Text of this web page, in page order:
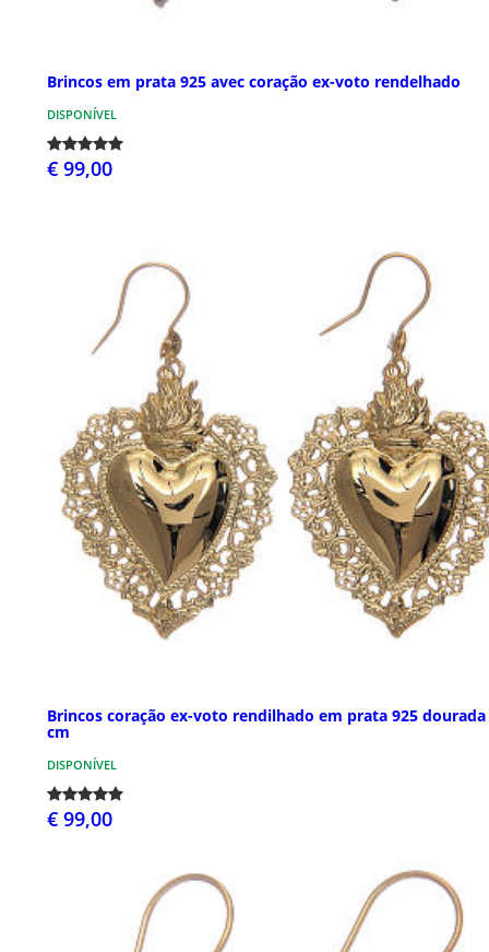
Brincos em prata 925 avec coração ex-voto rendelhado
DISPONÍVEL
€ 99,00
Brincos coração ex-voto rendilhado em prata 925 dourada
cm
DISPONÍVEL
€ 99,00